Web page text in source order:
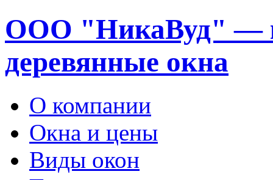
ООО "НикаВуд" —
деревянные окна
О компании
Окна и цены
Виды окон